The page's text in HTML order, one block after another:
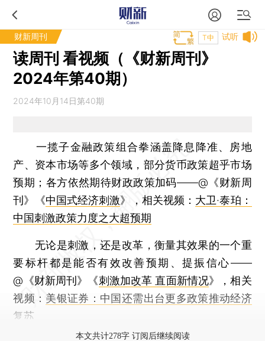
财新周刊 试听
T中
读周刊 看视频（《财新周刊》
2024年第40期）
2024年10月14日第40期
一揽子金融政策组合拳涵盖降息降准、房地
产、资本市场等多个领域，部分货币政策超乎市场
预期；各方依然期待财政政策加码——@《财新周
刊》《中国式经济刺激》，相关视频： 大卫·泰珀：
中国刺激政策力度之大超预期
无论是刺激，还是改革，衡量其效果的一个重
要标杆都是能否有效改善预期、提振信心——
@《财新周刊》《刺激加改革 直面新情况》，相关
视频： 美银证券：中国还需出台更多政策推动经济
复苏
本文共计278字 订阅后继续阅读